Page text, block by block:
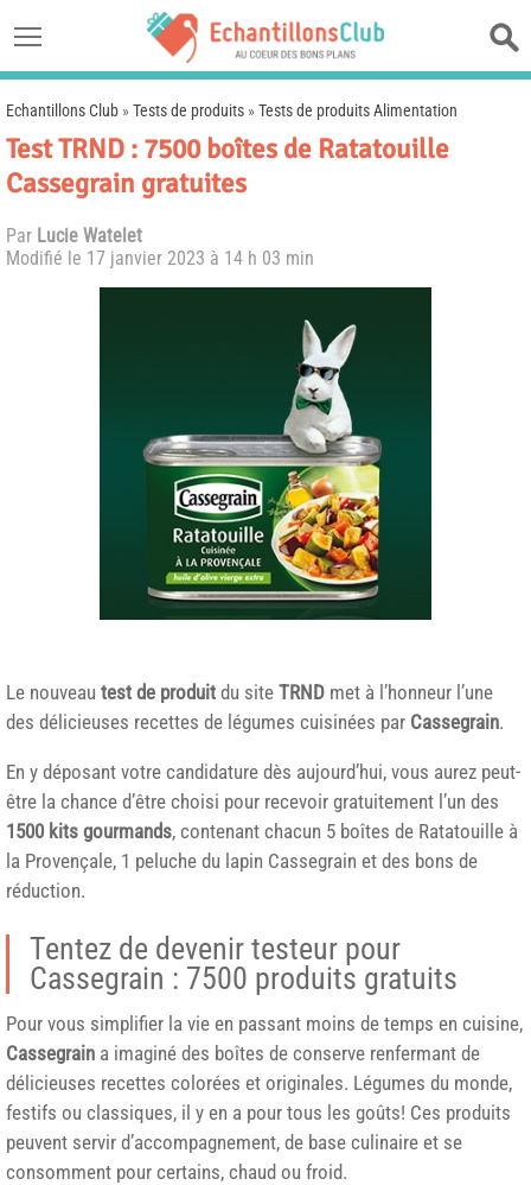
Echantillons Club »Tests de produits »Tests de produits Alimentation
Test TRND : 7500 boîtes de Ratatouille
Cassegrain gratuites
Par Lucie Watelet
Modifié le 17 janvier 2023 à 14 h 03 min
Le nouveau test de produit du site TRND met à l’honneur l’une
des délicieuses recettes de légumes cuisinées par Cassegrain.
En y déposant votre candidature dès aujourd’hui, vous aurez peut-
être la chance d’être choisi pour recevoir gratuitement l’un des
1500 kits gourmands, contenant chacun 5 boîtes de Ratatouille à
la Provençale, 1 peluche du lapin Cassegrain et des bons de
réduction.
Tentez de devenir testeur pour
Cassegrain : 7500 produits gratuits
Pour vous simplifier la vie en passant moins de temps en cuisine,
Cassegrain a imaginé des boîtes de conserve renfermant de
délicieuses recettes colorées et originales. Légumes du monde,
festifs ou classiques, il y en a pour tous les goûts! Ces produits
peuvent servir d’accompagnement, de base culinaire et se
consomment pour certains, chaud ou froid.